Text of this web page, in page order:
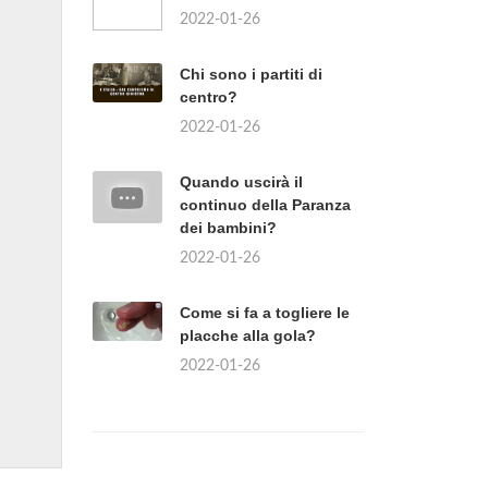
2022-01-26
Chi sono i partiti di
centro?
2022-01-26
Quando uscirà il
continuo della Paranza
dei bambini?
2022-01-26
Come si fa a togliere le
placche alla gola?
2022-01-26